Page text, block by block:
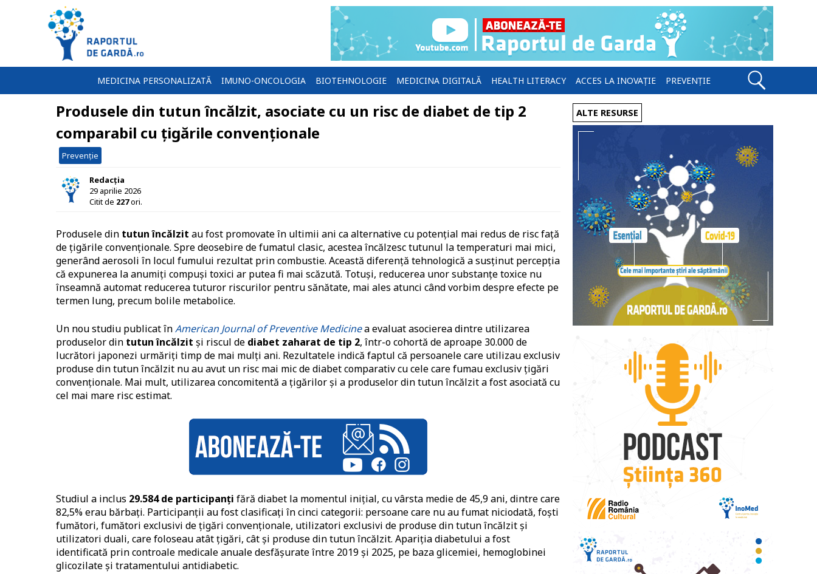
MEDICINA PERSONALIZATĂ IMUNO-ONCOLOGIA BIOTEHNOLOGIE MEDICINA DIGITALĂ HEALTH LITERACY ACCES LA INOVAȚIE PREVENȚIE
Produsele din tutun încălzit, asociate cu un risc de diabet de tip 2
comparabil cu țigările convenționale
Prevenție
Redacția
29 aprilie 2026
Citit de 227ori.
Produsele din tutun încălzit au fost promovate în ultimii ani ca alternative cu potențial mai redus de risc față
de țigările convenționale. Spre deosebire de fumatul clasic, acestea încălzesc tutunul la temperaturi mai mici,
generând aerosoli în locul fumului rezultat prin combustie. Această diferență tehnologică a susținut percepția
că expunerea la anumiți compuși toxici ar putea fi mai scăzută. Totuși, reducerea unor substanțe toxice nu
înseamnă automat reducerea tuturor riscurilor pentru sănătate, mai ales atunci când vorbim despre efecte pe
termen lung, precum bolile metabolice.
Un nou studiu publicat înAmerican Journal of Preventive Medicinea evaluat asocierea dintre utilizarea
produselor din tutun încălzit și riscul de diabet zaharat de tip 2, într-o cohortă de aproape 30.000 de
lucrători japonezi urmăriți timp de mai mulți ani. Rezultatele indică faptul că persoanele care utilizau exclusiv
produse din tutun încălzit nu au avut un risc mai mic de diabet comparativ cu cele care fumau exclusiv țigări
convenționale. Mai mult, utilizarea concomitentă a țigărilor și a produselor din tutun încălzit a fost asociată cu
cel mai mare risc estimat.
Studiul a inclus 29.584 de participanți fără diabet la momentul inițial, cu vârsta medie de 45,9 ani, dintre care
82,5% erau bărbați. Participanții au fost clasificați în cinci categorii: persoane care nu au fumat niciodată, foști
fumători, fumători exclusivi de țigări convenționale, utilizatori exclusivi de produse din tutun încălzit și
utilizatori duali, care foloseau atât țigări, cât și produse din tutun încălzit. Apariția diabetului a fost
identificată prin controale medicale anuale desfășurate între 2019 și 2025, pe baza glicemiei, hemoglobinei
glicozilate și tratamentului antidiabetic.
ALTE RESURSE